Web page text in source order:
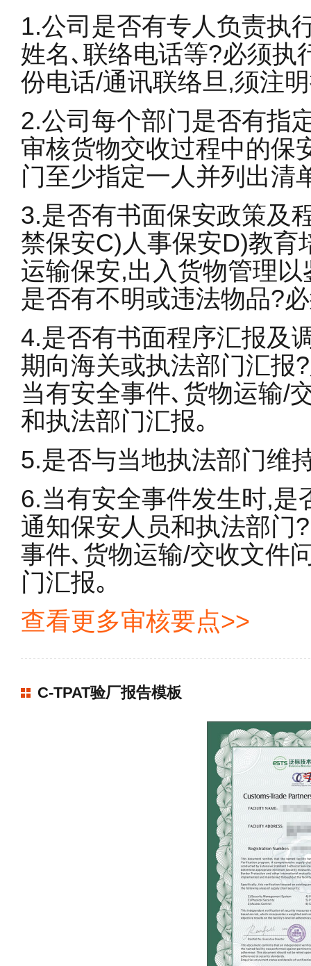
1.公司是否有专人负责执
姓名､联络电话等?必须执
份电话/通讯联络旦,须注
2.公司每个部门是否有指
审核货物交收过程中的
门至少指定一人并列出清
3.是否有书面保安政策及
禁保安C)人事保安D)教育
运输保安,出入货物管理
是否有不明或违法物品?
4.是否有书面程序汇报及
期向海关或执法部门汇报
当有安全事件､货物运输/
和执法部门汇报｡
5.是否与当地执法部门维
6.当有安全事件发生时,是
通知保安人员和执法部
事件､货物运输/交收文件
门汇报｡
查看更多审核要点>>
C-TPAT验厂报告模板